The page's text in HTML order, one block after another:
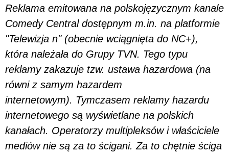
Reklama emitowana na polskojęzycznym kanale
Comedy Central dostępnym m.in. na platformie
"Telewizja n" (obecnie wciągnięta do NC+),
która należała do Grupy TVN. Tego typu
reklamy zakazuje tzw. ustawa hazardowa (na
równi z samym hazardem
internetowym). Tymczasem reklamy hazardu
internetowego są wyświetlane na polskich
kanałach. Operatorzy multipleksów i właściciele
mediów nie są za to ścigani. Za to chętnie ściga